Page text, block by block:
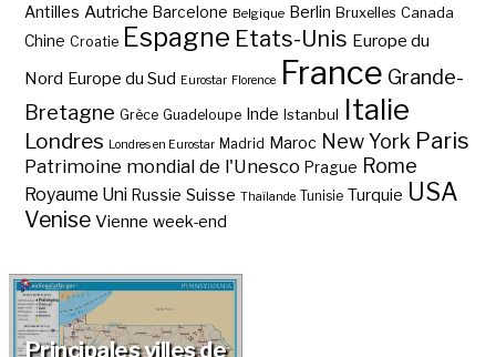
Antilles Autriche Barcelone Belgique Berlin Bruxelles Canada
Chine Croatie Espagne Etats-Unis Europe du
Nord Europe du Sud Eurostar Florence France Grande-
Bretagne Grèce Guadeloupe Inde Istanbul Italie
Londres Londres en Eurostar Madrid Maroc New York Paris
Patrimoine mondial de l'Unesco Prague Rome
Royaume Uni Russie Suisse Thaïlande Tunisie Turquie USA
Venise Vienne week-end
Principales villes de